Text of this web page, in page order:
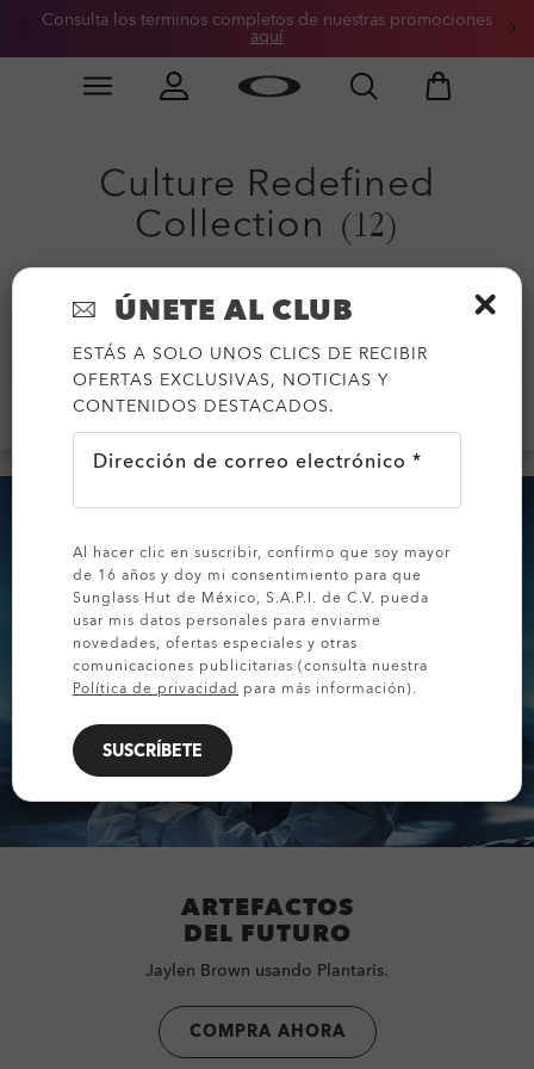
Skip to
Consulta los terminos completos de nuestras promociones
aquí
Slide 3 of 3. Consulta los terminos completos de
Culture Redefined
Collection (12)
LENTES LENTES DE SOL
ARTEFACTOS
DEL FUTURO
Jaylen Brown usando Plantaris.
COMPRA AHORA
ÚNETE AL CLUB
ESTÁS A SOLO UNOS CLICS DE RECIBIR
OFERTAS EXCLUSIVAS, NOTICIAS Y
CONTENIDOS DESTACADOS.
Dirección de correo electrónico *
Al hacer clic en suscribir, confirmo que soy mayor
de 16 años y doy mi consentimiento para que
Sunglass Hut de México, S.A.P.I. de C.V. pueda
usar mis datos personales para enviarme
novedades, ofertas especiales y otras
comunicaciones publicitarias (consulta nuestra
Política de privacidad para más información).
SUSCRÍBETE